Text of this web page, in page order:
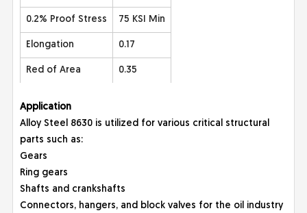
0.2% Proof Stress 75 KSI Min
Elongation 0.17
Red of Area 0.35
Application
Alloy Steel 8630 is utilized for various critical structural
parts such as:
Gears
Ring gears
Shafts and crankshafts
Connectors, hangers, and block valves for the oil industry